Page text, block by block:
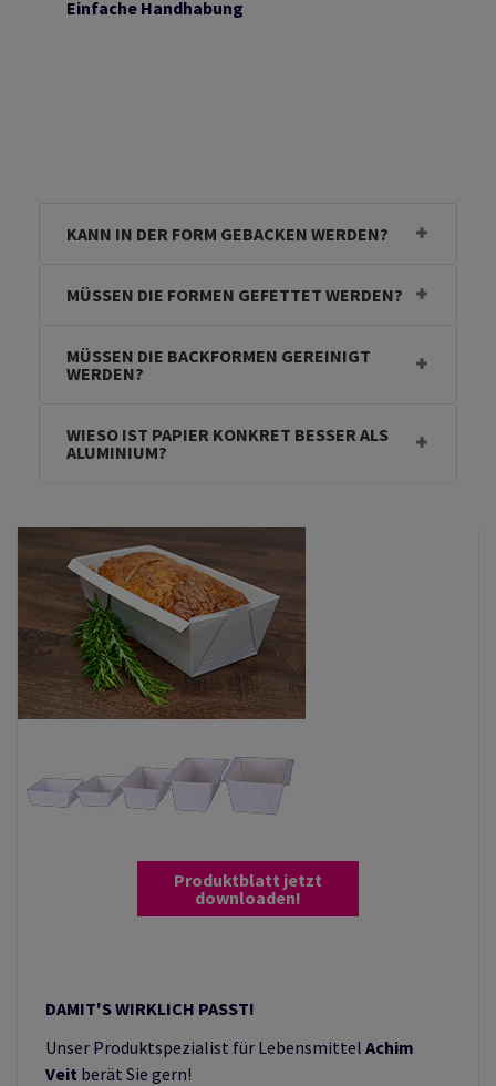
Einfache Handhabung
KANN IN DER FORM GEBACKEN WERDEN?
MÜSSEN DIE FORMEN GEFETTET WERDEN?
MÜSSEN DIE BACKFORMEN GEREINIGT
WERDEN?
WIESO IST PAPIER KONKRET BESSER ALS
ALUMINIUM?
Produktblatt jetzt
downloaden!
DAMIT'S WIRKLICH PASST!
Unser Produktspezialist für Lebensmittel Achim
Veit berät Sie gern!